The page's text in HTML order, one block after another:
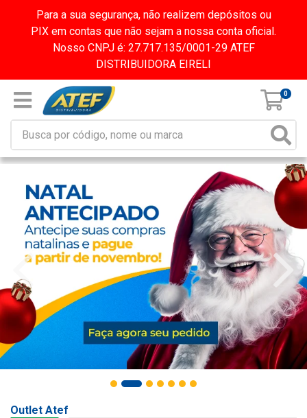
Para a sua segurança, não realizem depósitos ou
PIX em contas que não sejam a nossa conta oficial.
Nosso CNPJ é: 27.717.135/0001-29 ATEF
DISTRIBUIDORA EIRELI
0
Outlet Atef